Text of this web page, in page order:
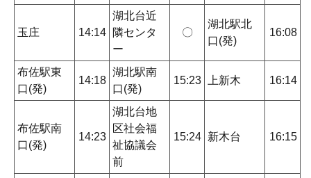
玉庄 14:14
湖北台近
隣センタ
ー
〇
湖北駅北
口(発)
16:08
布佐駅東
口(発)
14:18
湖北駅南
口(発)
15:23 上新木 16:14
布佐駅南
口(発)
14:23
湖北台地
区社会福
祉協議会
前
15:24 新木台 16:15